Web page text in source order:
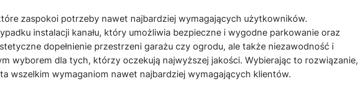
zaspokoi potrzeby nawet najbardziej wymagających użytkowników.
instalacji kanału, który umożliwia bezpieczne i wygodne parkowanie oraz
dopełnienie przestrzeni garażu czy ogrodu, ale także niezawodność i
wyborem dla tych, którzy oczekują najwyższej jakości. Wybierając to rozwiązanie,
wszelkim wymaganiom nawet najbardziej wymagających klientów.